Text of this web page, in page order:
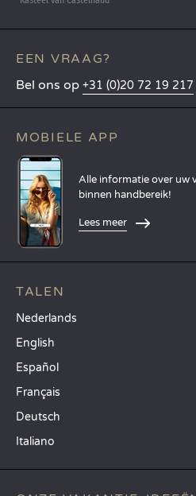
EEN VRAAG?
Bel ons op +31 (0)20 72 19 217
MOBIELE APP
Alle informatie over uw
binnen handbereik!
Lees meer
TALEN
Nederlands
English
Español
Français
Deutsch
Italiano